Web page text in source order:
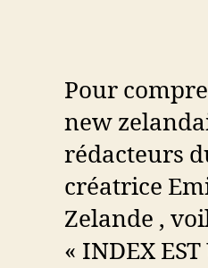
Pour
new
rédacteurs
créatrice
Zelande ,
« INDEX